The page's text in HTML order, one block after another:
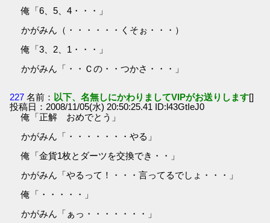
俺「6、5、4・・・」
かがみん（・・・・・・くそぉ・・・）
俺「3、2、1・・・」
かがみん「・・Ｃの・・つかさ・・・」
227 名前： 以下、名無しにかわりましてVIPがお送りします[]
投稿日：2008/11/05(水) 20:50:25.41 ID:l43GtIeJ0
俺「正解 おめでとう」
かがみん「・・・・・・・やる」
俺「金貨1枚とダーツを交換でき・・」
かがみん「やるって！・・・言ってるでしょ・・・」
俺「・・・・・」
かがみん「ぁっ・・・・・・・」